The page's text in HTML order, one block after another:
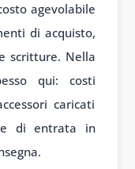
agevolabile
di acquisto,
scritture. Nella
qui: costi
caricati
di entrata in